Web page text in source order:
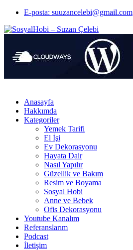
E-posta: suuzancelebi@gmail.com
Anasayfa
Hakkımda
Kategoriler
Yemek Tarifi
El İşi
Ev Dekorasyonu
Hayata Dair
Nasıl Yapılır
Güzellik ve Bakım
Resim ve Boyama
Sosyal Hobi
Anne ve Bebek
Ofis Dekorasyonu
Youtube Kanalım
Referanslarım
Podcast
İletişim